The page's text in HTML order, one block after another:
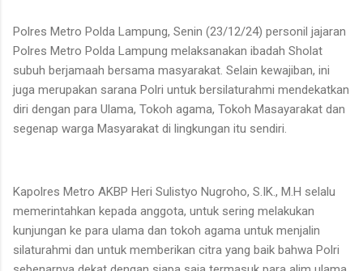
Polres Metro Polda Lampung, Senin (23/12/24) personil jajaran
Polres Metro Polda Lampung melaksanakan ibadah Sholat
subuh berjamaah bersama masyarakat. Selain kewajiban, ini
juga merupakan sarana Polri untuk bersilaturahmi mendekatkan
diri dengan para Ulama, Tokoh agama, Tokoh Masayarakat dan
segenap warga Masyarakat di lingkungan itu sendiri.
Kapolres Metro AKBP Heri Sulistyo Nugroho, S.IK., M.H selalu
memerintahkan kepada anggota, untuk sering melakukan
kunjungan ke para ulama dan tokoh agama untuk menjalin
silaturahmi dan untuk memberikan citra yang baik bahwa Polri